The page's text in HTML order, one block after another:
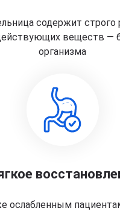
содержит строго
веществ —
организма
ослабленным